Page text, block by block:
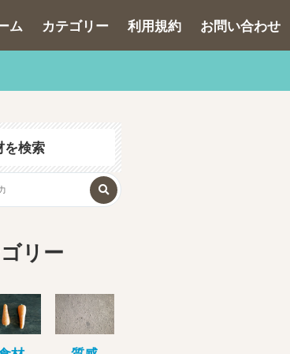
ム カテゴリー 利用規約 お問い合わせ
を検索
リー